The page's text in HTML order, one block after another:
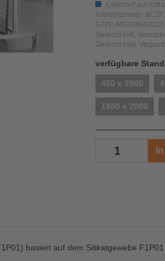
Lieferzeit auf
Artikelnummer:
GTIN:
Gewicht inkl.
Gewicht exkl.
verfügbare
450 x 2000
1800 x 2000
basiert auf dem Silikatgewebe